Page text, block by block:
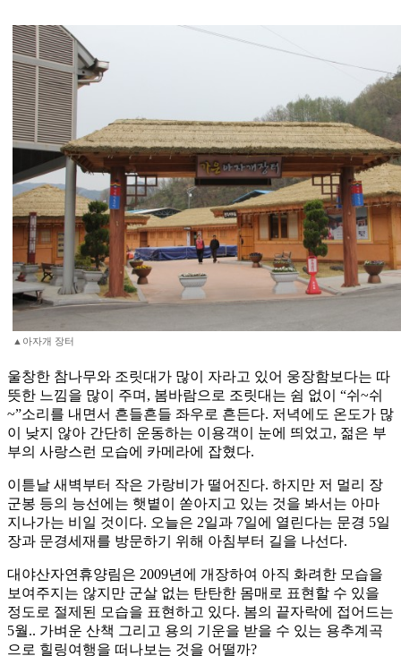
▲아자개 장터
울창한 참나무와 조릿대가 많이 자라고 있어 웅장함보다는 따
뜻한 느낌을 많이 주며, 봄바람으로 조릿대는 쉼 없이 “쉬~쉬
~”소리를 내면서 흔들흔들 좌우로 흔든다. 저녁에도 온도가 많
이 낮지 않아 간단히 운동하는 이용객이 눈에 띄었고, 젊은 부
부의 사랑스런 모습에 카메라에 잡혔다.
이튿날 새벽부터 작은 가랑비가 떨어진다. 하지만 저 멀리 장
군봉 등의 능선에는 햇볕이 쏟아지고 있는 것을 봐서는 아마
지나가는 비일 것이다. 오늘은 2일과 7일에 열린다는 문경 5일
장과 문경세재를 방문하기 위해 아침부터 길을 나선다.
대야산자연휴양림은 2009년에 개장하여 아직 화려한 모습을
보여주지는 않지만 군살 없는 탄탄한 몸매로 표현할 수 있을
정도로 절제된 모습을 표현하고 있다. 봄의 끝자락에 접어드는
5월.. 가벼운 산책 그리고 용의 기운을 받을 수 있는 용추계곡
으로 힐링여행을 떠나보는 것을 어떨까?